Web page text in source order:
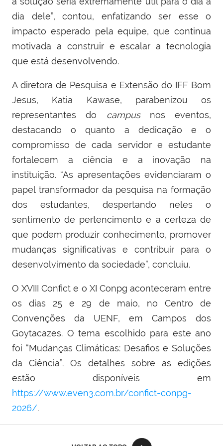
dia dele”, contou, enfatizando ser esse o
impacto esperado pela equipe, que continua
motivada a construir e escalar a tecnologia
que está desenvolvendo.
A diretora de Pesquisa e Extensão do IFF Bom
Jesus, Katia Kawase, parabenizou os
representantes do campusnos eventos,
destacando o quanto a dedicação e o
compromisso de cada servidor e estudante
fortalecem a ciência e a inovação na
instituição. “As apresentações evidenciaram o
papel transformador da pesquisa na formação
dos estudantes, despertando neles o
sentimento de pertencimento e a certeza de
que podem produzir conhecimento, promover
mudanças significativas e contribuir para o
desenvolvimento da sociedade”, concluiu.
O XVIII Confict e o XI Conpg aconteceram entre
os dias 25 e 29 de maio, no Centro de
Convenções da UENF, em Campos dos
Goytacazes. O tema escolhido para este ano
foi “Mudanças Climáticas: Desafios e Soluções
da Ciência”. Os detalhes sobre as edições
estão disponíveis em
https://www.even3.com.br/confict-conpg-
2026/.